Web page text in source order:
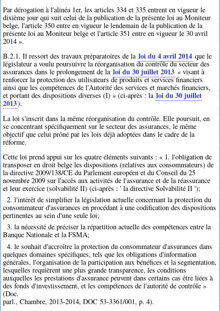
Par dérogation à l'alinéa 1er, les articles 334 et 335 entrent en vigueur le
dixième jour qui suit celui de la publication de la présente loi au Moniteur
belge, l'article 350 entre en vigueur le lendemain de la publication de la
présente loi au Moniteur belge et l'article 351 entre en vigueur le 30 avril
2014 ».
B.2.1. Il ressort des travaux préparatoires de la loi du 4 avril 2014 que le
législateur a voulu poursuivre la réorganisation du contrôle du secteur des
assurances dans le prolongement de la loi du 30 juillet 2013 « visant à
renforcer la protection des utilisateurs de produits et services financiers
ainsi que les compétences de l'Autorité des services et marchés financiers,
et portant des dispositions diverses (I) » (ci-après : la loi du 30 juillet
2013).
La loi s'inscrit dans la même réorganisation du contrôle. Elle poursuit, en
se concentrant spécifiquement sur le secteur des assurances, le même
objectif que celui prôné par les lois déjà adoptées dans le cadre de la
réforme.
Cette loi prend appui sur les quatre éléments suivants : « 1. l'obligation de
transposer en droit belge les dispositions (relatives aux consommateurs) de
la directive 2009/138/CE du Parlement européen et du Conseil du 25
novembre 2009 sur l'accès aux activités de l'assurance et de la réassurance
et leur exercice (solvabilité II) (ci-après : ' la directive Solvabilité II ');
2. l'intérêt de simplifier la législation actuelle concernant la protection du
consommateur d'assurances en procédant à une codification des dispositions
pertinentes au sein d'une seule loi;
3. la nécessité de préciser la répartition actuelle des compétences entre la
Banque Nationale et la FSMA;
4. le souhait d'accroître la protection du consommateur d'assurances dans
quelques domaines spécifiques, tels que les obligations d'information
générales, l'organisation de la participation aux bénéfices et la segmentation,
lesquelles requièrent une plus grande transparence, les conditions
auxquelles les prestations d'assurance peuvent dans certains cas être liées à
des fonds d'investissement, et les compétences de l'autorité de contrôle »
(Doc.
parl., Chambre, 2013-2014, DOC 53-3361/001, p. 4).